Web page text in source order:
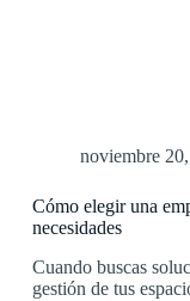
noviembre
Cómo elegir una
necesidades
Cuando buscas
gestión de tus